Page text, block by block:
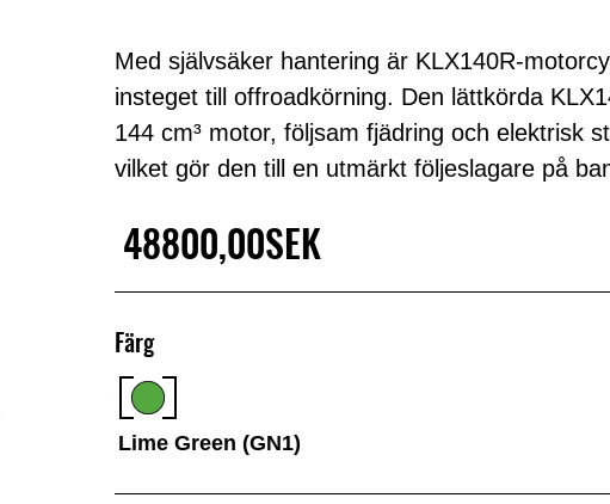
Med självsäker hantering är KLX140R-
insteget till offroadkörning. Den lättkörda
144 cm³ motor, följsam fjädring och elektrisk
vilket gör den till en utmärkt följeslagare på
48800,00SEK
Färg
Lime Green (GN1)